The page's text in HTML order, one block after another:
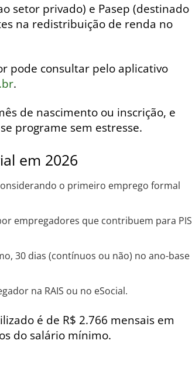
setor privado) e Pasep (destinado
na redistribuição de renda no
pode consultar pelo aplicativo
.
de nascimento ou inscrição, e
programe sem estresse.
em 2026
o primeiro emprego formal
empregadores que contribuem para PIS
30 dias (contínuos ou não) no ano-base
na RAIS ou no eSocial.
é de R$ 2.766 mensais em
do salário mínimo.